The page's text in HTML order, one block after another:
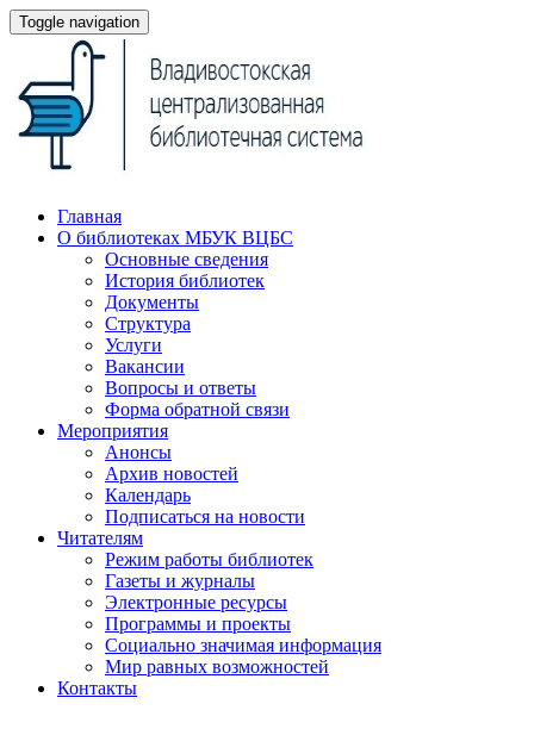
Toggle navigation
Главная
О библиотеках МБУК ВЦБС
Основные сведения
История библиотек
Документы
Структура
Услуги
Вакансии
Вопросы и ответы
Форма обратной связи
Мероприятия
Анонсы
Архив новостей
Календарь
Подписаться на новости
Читателям
Режим работы библиотек
Газеты и журналы
Электронные ресурсы
Программы и проекты
Социально значимая информация
Мир равных возможностей
Контакты